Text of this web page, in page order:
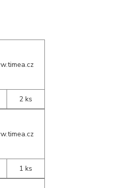
2 ks
1 ks